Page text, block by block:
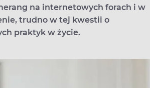
na internetowych forach i w
trudno w tej kwestii o
praktyk w życie.